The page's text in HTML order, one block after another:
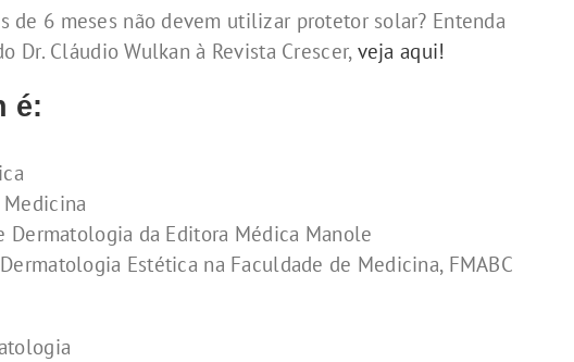
de 6 meses não devem utilizar protetor solar? Entenda
Dr. Cláudio Wulkan à Revista Crescer, veja aqui!
é:
Medicina
Dermatologia da Editora Médica Manole
Estética na Faculdade de Medicina, FMABC